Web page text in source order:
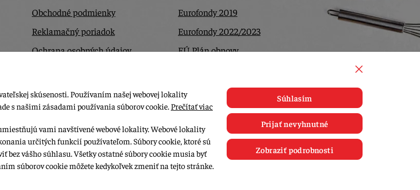
Obchodné podmienky
Reklamačný poriadok
Ochrana osobných údajov
Eurofondy 2019
Eurofondy 2022/2023
EÚ Plán obnovy
skúsenosti. Používaním našej webovej lokality
s našimi zásadami používania súborov cookie. Prečítať viac
vami navštívené webové lokality. Webové lokality
určitých funkcií používateľom. Súbory cookie, ktoré sú
bez vášho súhlasu. Všetky ostatné súbory cookie musia byť
súborov cookie môžete kedykoľvek zmeniť na tejto stránke.
Súhlasím
Prijať nevyhnutné
Zobraziť podrobnosti